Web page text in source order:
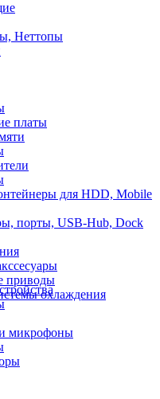
Неттопы
платы
для HDD, Mobile
порты, USB-Hub, Dock
приводы
охлаждения
микрофоны